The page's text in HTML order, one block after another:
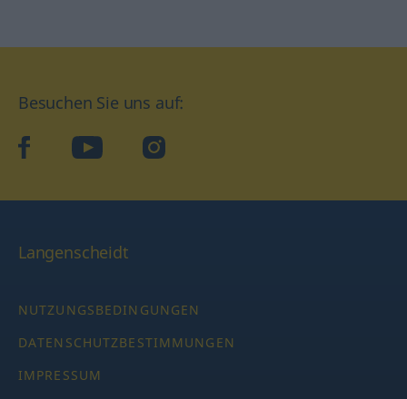
Besuchen Sie uns auf:
facebookYouTube Instagram
Langenscheidt
NUTZUNGSBEDINGUNGEN
DATENSCHUTZBESTIMMUNGEN
IMPRESSUM